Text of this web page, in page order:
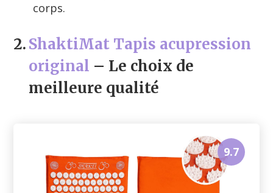
corps.
2.ShaktiMat Tapis acupression
original – Le choix de
meilleure qualité
9.7